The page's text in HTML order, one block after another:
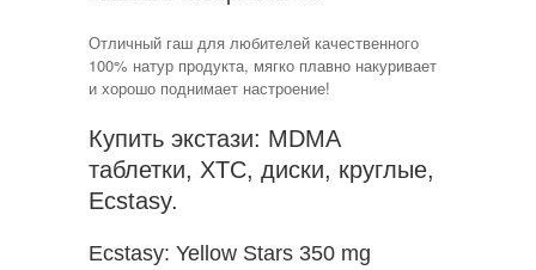
Отличный гаш для любителей качественного
100% натур продукта, мягко плавно накуривает
и хорошо поднимает настроение!
Купить экстази: MDMA
таблетки, XTC, диски, круглые,
Ecstasy.
Ecstasy: Yellow Stars 350 mg